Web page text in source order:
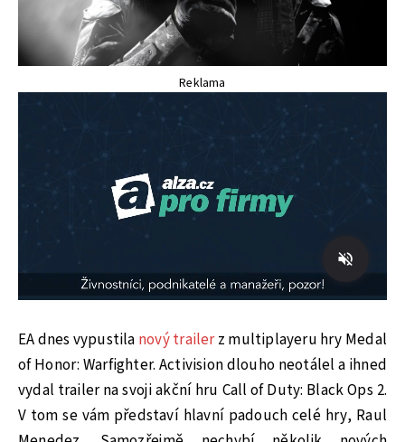
Reklama
EA dnes vypustila nový trailerz multiplayeru hry Medal
of Honor: Warfighter. Activision dlouho neotálel a ihned
vydal trailer na svoji akční hru Call of Duty: Black Ops 2.
V tom se vám představí hlavní padouch celé hry, Raul